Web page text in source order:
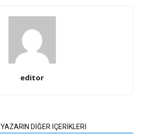
editor
YAZARIN DİĞER İÇERİKLERİ